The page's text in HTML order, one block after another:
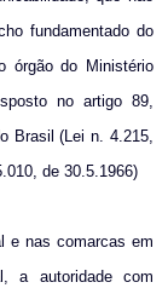
fundamentado do
órgão do Ministério
no artigo 89,
Brasil (Lei n. 4.215,
de 30.5.1966)
e nas comarcas em
a autoridade com